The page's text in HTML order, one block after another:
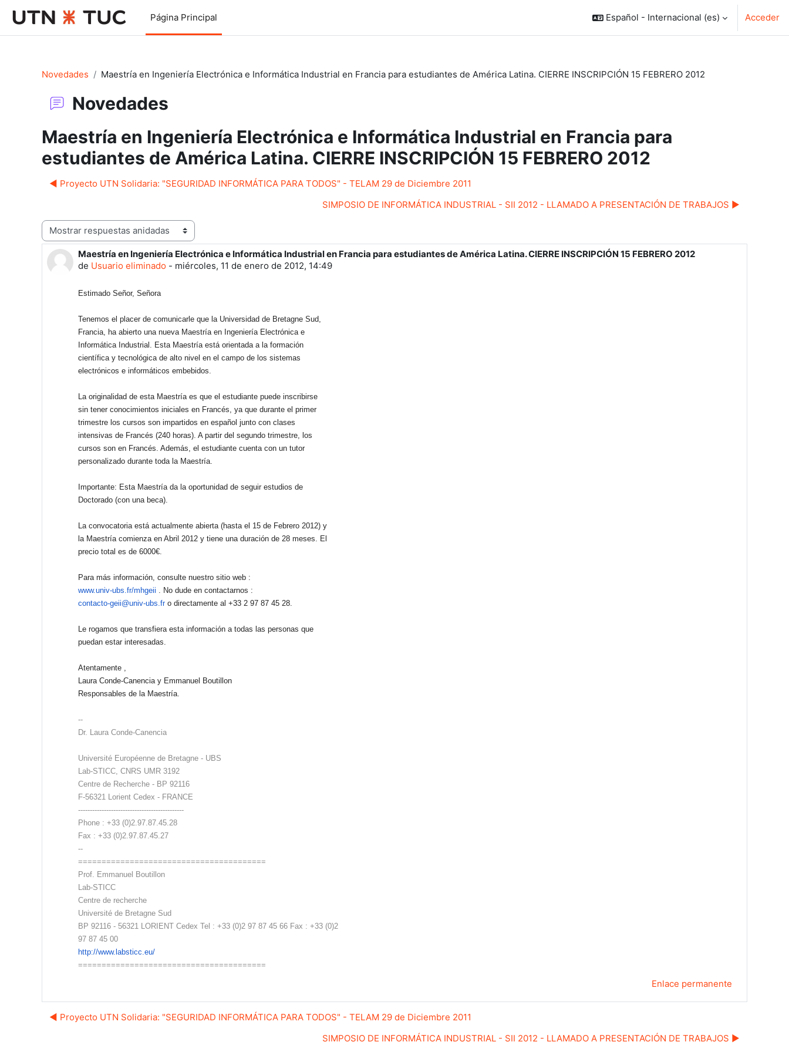
Página Principal
Español - Internacional ‎(es)‎ Acceder
Novedades Maestría en Ingeniería Electrónica e Informática Industrial en Francia para estudiantes de América Latina. CIERRE INSCRIPCIÓN 15 FEBRERO 2012
Novedades
Maestría en Ingeniería Electrónica e Informática Industrial en Francia para
estudiantes de América Latina. CIERRE INSCRIPCIÓN 15 FEBRERO 2012
◀︎ Proyecto UTN Solidaria: "SEGURIDAD INFORMÁTICA PARA TODOS" - TELAM 29 de Diciembre 2011
SIMPOSIO DE INFORMÁTICA INDUSTRIAL - SII 2012 - LLAMADO A PRESENTACIÓN DE TRABAJOS ▶︎
Mostrar modo
Maestría en Ingeniería Electrónica e Informática Industrial en Francia para estudiantes de América Latina. CIERRE INSCRIPCIÓN 15 FEBRERO 2012
de Usuario eliminado - miércoles, 11 de enero de 2012, 14:49
Número de respuestas: 0
Estimado Señor, Señora
Tenemos el placer de comunicarle que la Universidad de Bretagne Sud,
Francia, ha abierto una nueva Maestría en Ingeniería Electrónica e
Informática Industrial. Esta Maestría está orientada a la formación
científica y tecnológica de alto nivel en el campo de los sistemas
electrónicos e informáticos embebidos.
La originalidad de esta Maestría es que el estudiante puede inscribirse
sin tener conocimientos iniciales en Francés, ya que durante el primer
trimestre los cursos son impartidos en español junto con clases
intensivas de Francés (240 horas). A partir del segundo trimestre, los
cursos son en Francés. Además, el estudiante cuenta con un tutor
personalizado durante toda la Maestría.
Importante: Esta Maestría da la oportunidad de seguir estudios de
Doctorado (con una beca).
La convocatoria está actualmente abierta (hasta el 15 de Febrero 2012) y
la Maestría comienza en Abril 2012 y tiene una duración de 28 meses. El
precio total es de 6000€.
Para más información, consulte nuestro sitio web :
www.univ-ubs.fr/mhgeii . No dude en contactarnos :
contacto-geii@univ-ubs.fr o directamente al +33 2 97 87 45 28.
Le rogamos que transfiera esta información a todas las personas que
puedan estar interesadas.
Atentamente ,
Laura Conde-Canencia y Emmanuel Boutillon
Responsables de la Maestría.
--
Dr. Laura Conde-Canencia
Université Européenne de Bretagne - UBS
Lab-STICC, CNRS UMR 3192
Centre de Recherche - BP 92116
F-56321 Lorient Cedex - FRANCE
---------------------------------------------
Phone : +33 (0)2.97.87.45.28
Fax : +33 (0)2.97.87.45.27
--
========================================
Prof. Emmanuel Boutillon
Lab-STICC
Centre de recherche
Université de Bretagne Sud
BP 92116 - 56321 LORIENT Cedex Tel : +33 (0)2 97 87 45 66 Fax : +33 (0)2
97 87 45 00
http://www.labsticc.eu/
========================================
Enlace permanente
◀︎ Proyecto UTN Solidaria: "SEGURIDAD INFORMÁTICA PARA TODOS" - TELAM 29 de Diciembre 2011
SIMPOSIO DE INFORMÁTICA INDUSTRIAL - SII 2012 - LLAMADO A PRESENTACIÓN DE TRABAJOS ▶︎